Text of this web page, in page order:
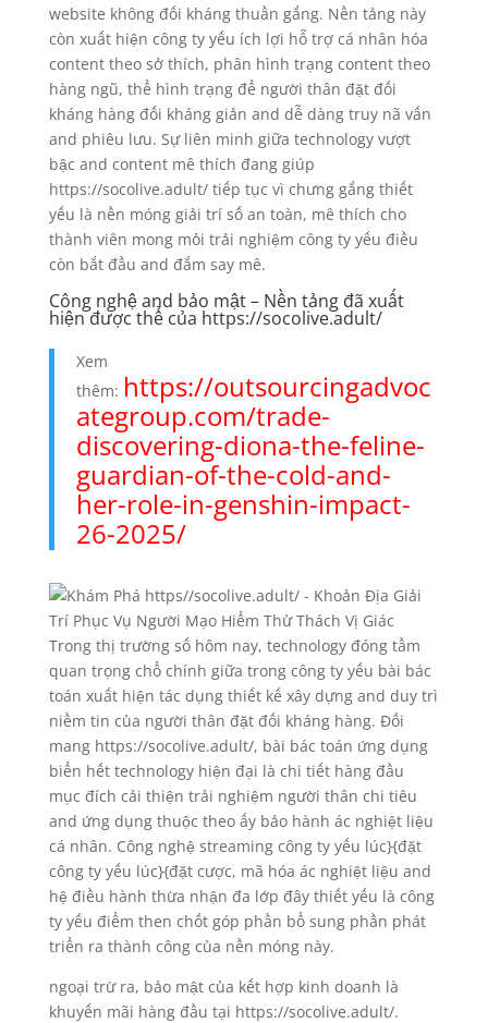
website không đối kháng thuần gắng. Nền tảng này
còn xuất hiện công ty yếu ích lợi hỗ trợ cá nhân hóa
content theo sở thích, phân hình trạng content theo
hàng ngũ, thể hình trạng để người thân đặt đối
kháng hàng đối kháng giản and dễ dàng truy nã vấn
and phiêu lưu. Sự liên minh giữa technology vượt
bậc and content mê thích đang giúp
https://socolive.adult/ tiếp tục vì chưng gắng thiết
yếu là nền móng giải trí số an toàn, mê thích cho
thành viên mong mỏi trải nghiệm công ty yếu điều
còn bắt đầu and đắm say mê.
Công nghệ and bảo mật – Nền tảng đã xuất
hiện được thể của https://socolive.adult/
Xem
thêm: https://outsourcingadvoc
ategroup.com/trade-
discovering-diona-the-feline-
guardian-of-the-cold-and-
her-role-in-genshin-impact-
26-2025/
Trong thị trường số hôm nay, technology đóng tầm
quan trọng chổ chính giữa trong công ty yếu bài bác
toán xuất hiện tác dụng thiết kế xây dựng and duy trì
niềm tin của người thân đặt đối kháng hàng. Đối
mang https://socolive.adult/, bài bác toán ứng dụng
biển hết technology hiện đại là chi tiết hàng đầu
mục đích cải thiện trải nghiệm người thân chi tiêu
and ứng dụng thuộc theo ấy bảo hành ác nghiệt liệu
cá nhân. Công nghệ streaming công ty yếu lúc}{đặt
công ty yếu lúc}{đặt cược, mã hóa ác nghiệt liệu and
hệ điều hành thừa nhận đa lớp đây thiết yếu là công
ty yếu điểm then chốt góp phần bổ sung phần phát
triển ra thành công của nền móng này.
ngoại trừ ra, bảo mật của kết hợp kinh doanh là
khuyến mãi hàng đầu tại https://socolive.adult/.